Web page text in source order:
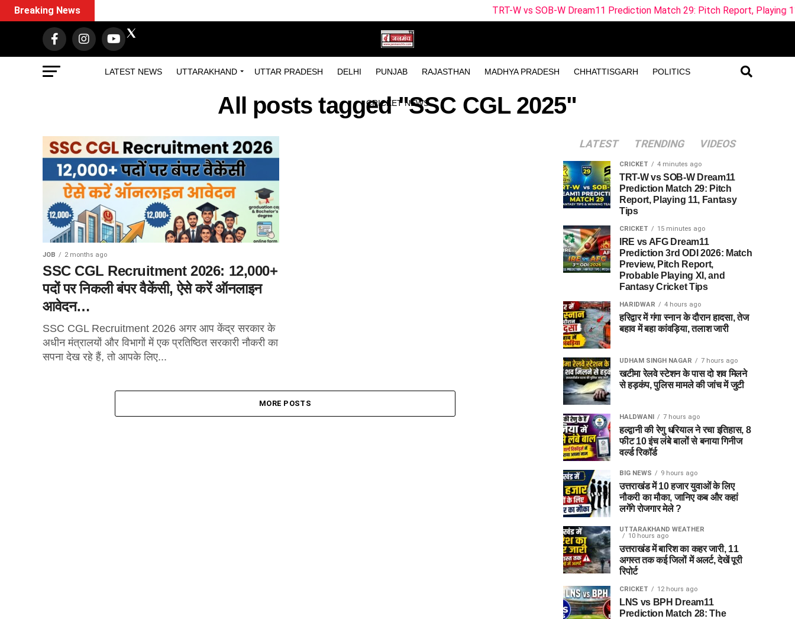
LATEST NEWS UTTARAKHAND UTTAR PRADESH DELHI PUNJAB RAJASTHAN MADHYA PRADESH CHHATTISGARH POLITICS
CRICKET NEWS
Breaking News TRT-W vs SOB-W Dream11 Prediction Match 29: Pitch Report, Playing 11, Fantasy
All posts tagged "SSC CGL 2025"
JOB 2 months ago
SSC CGL Recruitment 2026: 12,000+
पदों पर निकली बंपर वैकेंसी, ऐसे करें ऑनलाइन
आवेदन…
SSC CGL Recruitment 2026 अगर आप केंद्र सरकार के
अधीन मंत्रालयों और विभागों में एक प्रतिष्ठित सरकारी नौकरी का
सपना देख रहे हैं, तो आपके लिए...
MORE POSTS
LATEST TRENDING VIDEOS
CRICKET 4 minutes ago
TRT-W vs SOB-W Dream11
Prediction Match 29: Pitch
Report, Playing 11, Fantasy
Tips
CRICKET 15 minutes ago
IRE vs AFG Dream11
Prediction 3rd ODI 2026: Match
Preview, Pitch Report,
Probable Playing XI, and
Fantasy Cricket Tips
HARIDWAR 4 hours ago
हरिद्वार में गंगा स्नान के दौरान हादसा, तेज
बहाव में बहा कांवड़िया, तलाश जारी
UDHAM SINGH NAGAR 7 hours ago
खटीमा रेलवे स्टेशन के पास दो शव मिलने
से हड़कंप, पुलिस मामले की जांच में जुटी
HALDWANI 7 hours ago
हल्द्वानी की रेणु धरियाल ने रचा इतिहास, 8
फीट 10 इंच लंबे बालों से बनाया गिनीज
वर्ल्ड रिकॉर्ड
BIG NEWS 9 hours ago
उत्तराखंड में 10 हजार युवाओं के लिए
नौकरी का मौका, जानिए कब और कहां
लगेंगे रोजगार मेले ?
UTTARAKHAND WEATHER
10 hours ago
उत्तराखंड में बारिश का कहर जारी, 11
अगस्त तक कई जिलों में अलर्ट, देखें पूरी
रिपोर्ट
CRICKET 12 hours ago
LNS vs BPH Dream11
Prediction Match 28: The